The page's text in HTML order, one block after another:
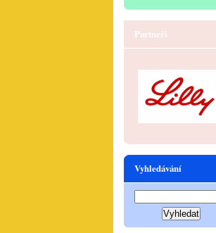
Partneři
Vyhledávání